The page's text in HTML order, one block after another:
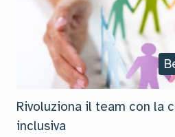
Rivoluziona il team con la
inclusiva